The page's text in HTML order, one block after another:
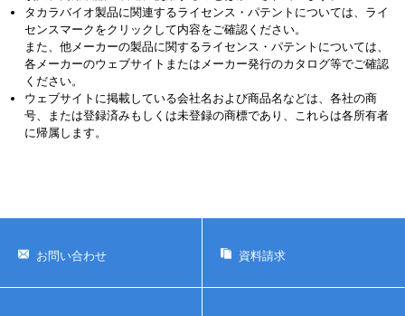
タカラバイオ製品に関連するライセンス・パテントについては、ライ
センスマークをクリックして内容をご確認ください。
また、他メーカーの製品に関するライセンス・パテントについては、
各メーカーのウェブサイトまたはメーカー発行のカタログ等でご確認
ください。
ウェブサイトに掲載している会社名および商品名などは、各社の商
号、または登録済みもしくは未登録の商標であり、これらは各所有者
に帰属します。
お問い合わせ 資料請求